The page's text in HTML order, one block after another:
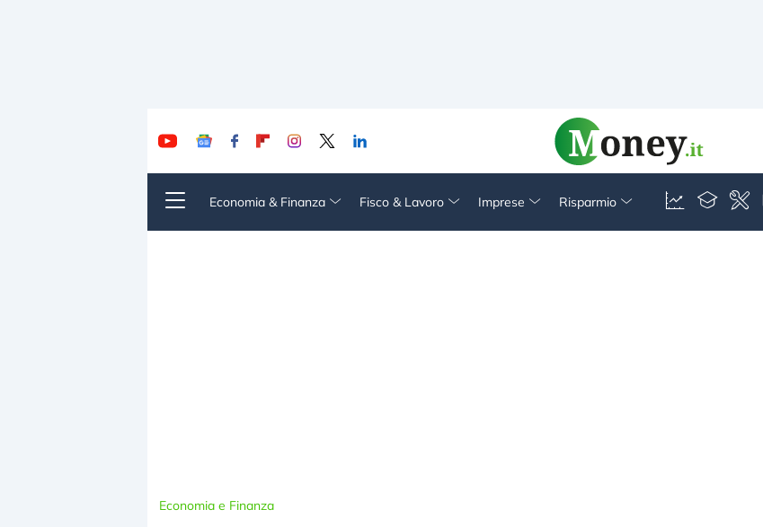
Economia & Finanza Fisco & Lavoro Imprese Risparmio
Economia e Finanza